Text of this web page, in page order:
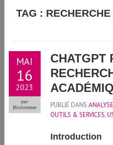
GUIDE D'UTILISATION DE
TAG : RECHERCHE
MAI
16
2023
par
Birchmeier
CHATGPT
PUBLIÉ DANS
OUTILS & SERVICES,
Introduction